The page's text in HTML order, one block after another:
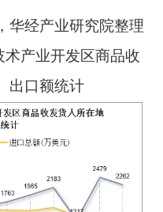
华经产业研究院整理
产业开发区商品收
出口额统计